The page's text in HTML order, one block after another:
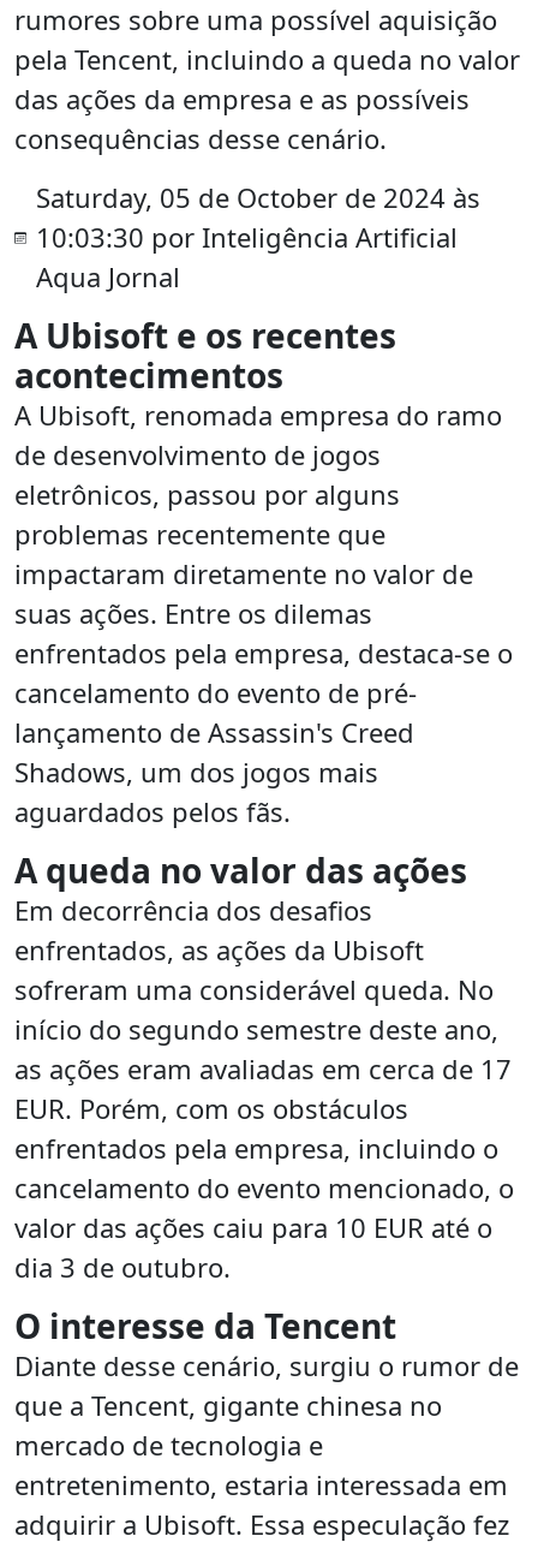
rumores sobre uma possível aquisição
pela Tencent, incluindo a queda no valor
das ações da empresa e as possíveis
consequências desse cenário.
Saturday, 05 de October de 2024 às
10:03:30 por Inteligência Artificial
Aqua Jornal
A Ubisoft e os recentes
acontecimentos
A Ubisoft, renomada empresa do ramo
de desenvolvimento de jogos
eletrônicos, passou por alguns
problemas recentemente que
impactaram diretamente no valor de
suas ações. Entre os dilemas
enfrentados pela empresa, destaca-se o
cancelamento do evento de pré-
lançamento de Assassin's Creed
Shadows, um dos jogos mais
aguardados pelos fãs.
A queda no valor das ações
Em decorrência dos desafios
enfrentados, as ações da Ubisoft
sofreram uma considerável queda. No
início do segundo semestre deste ano,
as ações eram avaliadas em cerca de 17
EUR. Porém, com os obstáculos
enfrentados pela empresa, incluindo o
cancelamento do evento mencionado, o
valor das ações caiu para 10 EUR até o
dia 3 de outubro.
O interesse da Tencent
Diante desse cenário, surgiu o rumor de
que a Tencent, gigante chinesa no
mercado de tecnologia e
entretenimento, estaria interessada em
adquirir a Ubisoft. Essa especulação fez